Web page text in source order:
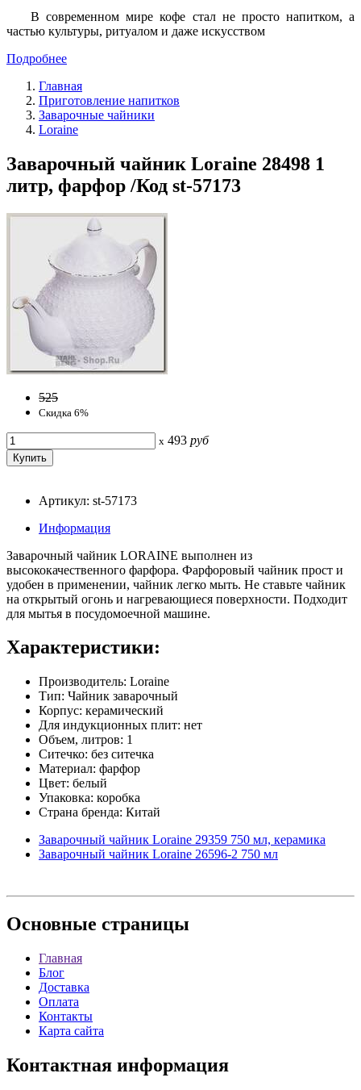
В современном мире кофе стал не просто напитком, а
частью культуры, ритуалом и даже искусством
Подробнее
Главная
Приготовление напитков
Заварочные чайники
Loraine
Заварочный чайник Loraine 28498 1
литр, фарфор /Код st-57173
525
Скидка 6%
x 493 руб
Артикул: st-57173
Информация
Заварочный чайник LORAINE выполнен из
высококачественного фарфора. Фарфоровый чайник прост и
удобен в применении, чайник легко мыть. Не ставьте чайник
на открытый огонь и нагревающиеся поверхности. Подходит
для мытья в посудомоечной машине.
Характеристики:
Производитель: Loraine
Тип: Чайник заварочный
Корпус: керамический
Для индукционных плит: нет
Объем, литров: 1
Ситечко: без ситечка
Материал: фарфор
Цвет: белый
Упаковка: коробка
Страна бренда: Китай
Заварочный чайник Loraine 29359 750 мл, керамика
Заварочный чайник Loraine 26596-2 750 мл
Основные страницы
Главная
Блог
Доставка
Оплата
Контакты
Карта сайта
Контактная информация